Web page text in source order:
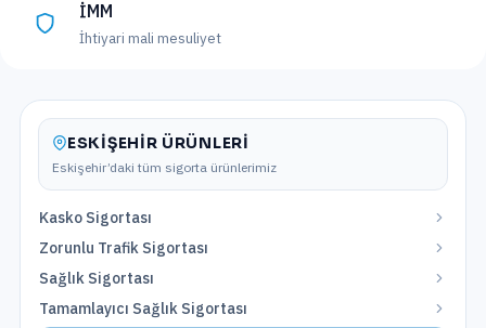
İMM
İhtiyari mali mesuliyet
ESKIŞEHIR ÜRÜNLERI
Eskişehir’daki tüm sigorta ürünlerimiz
Kasko Sigortası
Zorunlu Trafik Sigortası
Sağlık Sigortası
Tamamlayıcı Sağlık Sigortası